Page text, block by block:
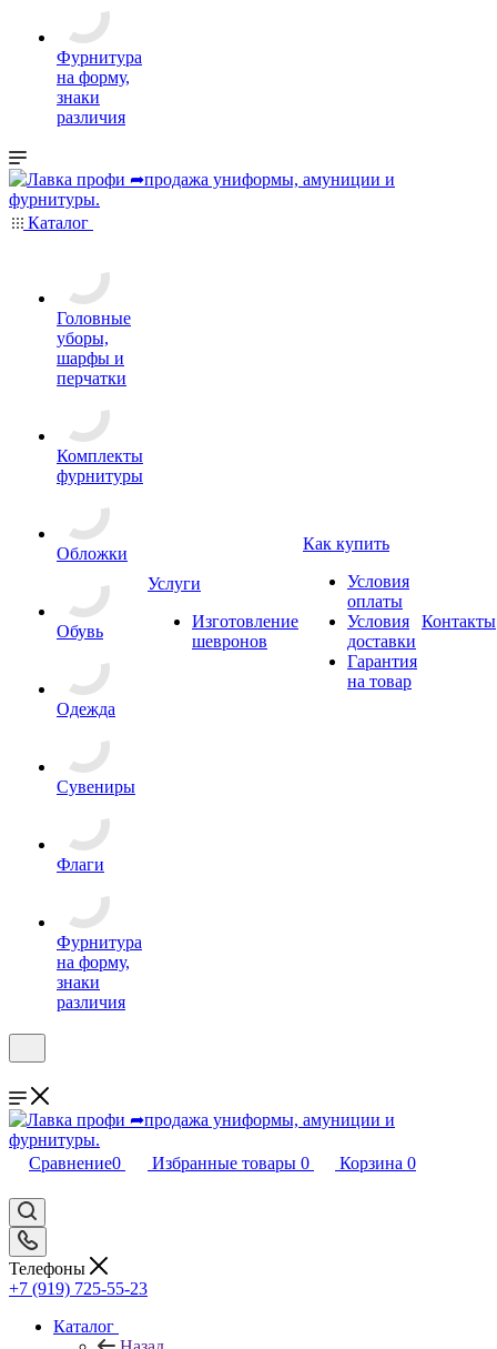
Фурнитура
на форму,
знаки
различия
Каталог
Головные
уборы,
шарфы и
перчатки
Комплекты
фурнитуры
Обложки
Обувь
Одежда
Сувениры
Флаги
Фурнитура
на форму,
знаки
различия
Услуги
Изготовление
шевронов
Как купить
Условия
оплаты
Условия
доставки
Гарантия
на товар
Контакты
Сравнение0 Избранные товары 0 Корзина 0
Телефоны
+7 (919) 725-55-23
Каталог